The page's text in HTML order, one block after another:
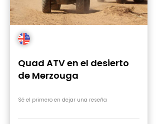
Quad ATV en el desierto
de Merzouga
Sé el primero en dejar una reseña